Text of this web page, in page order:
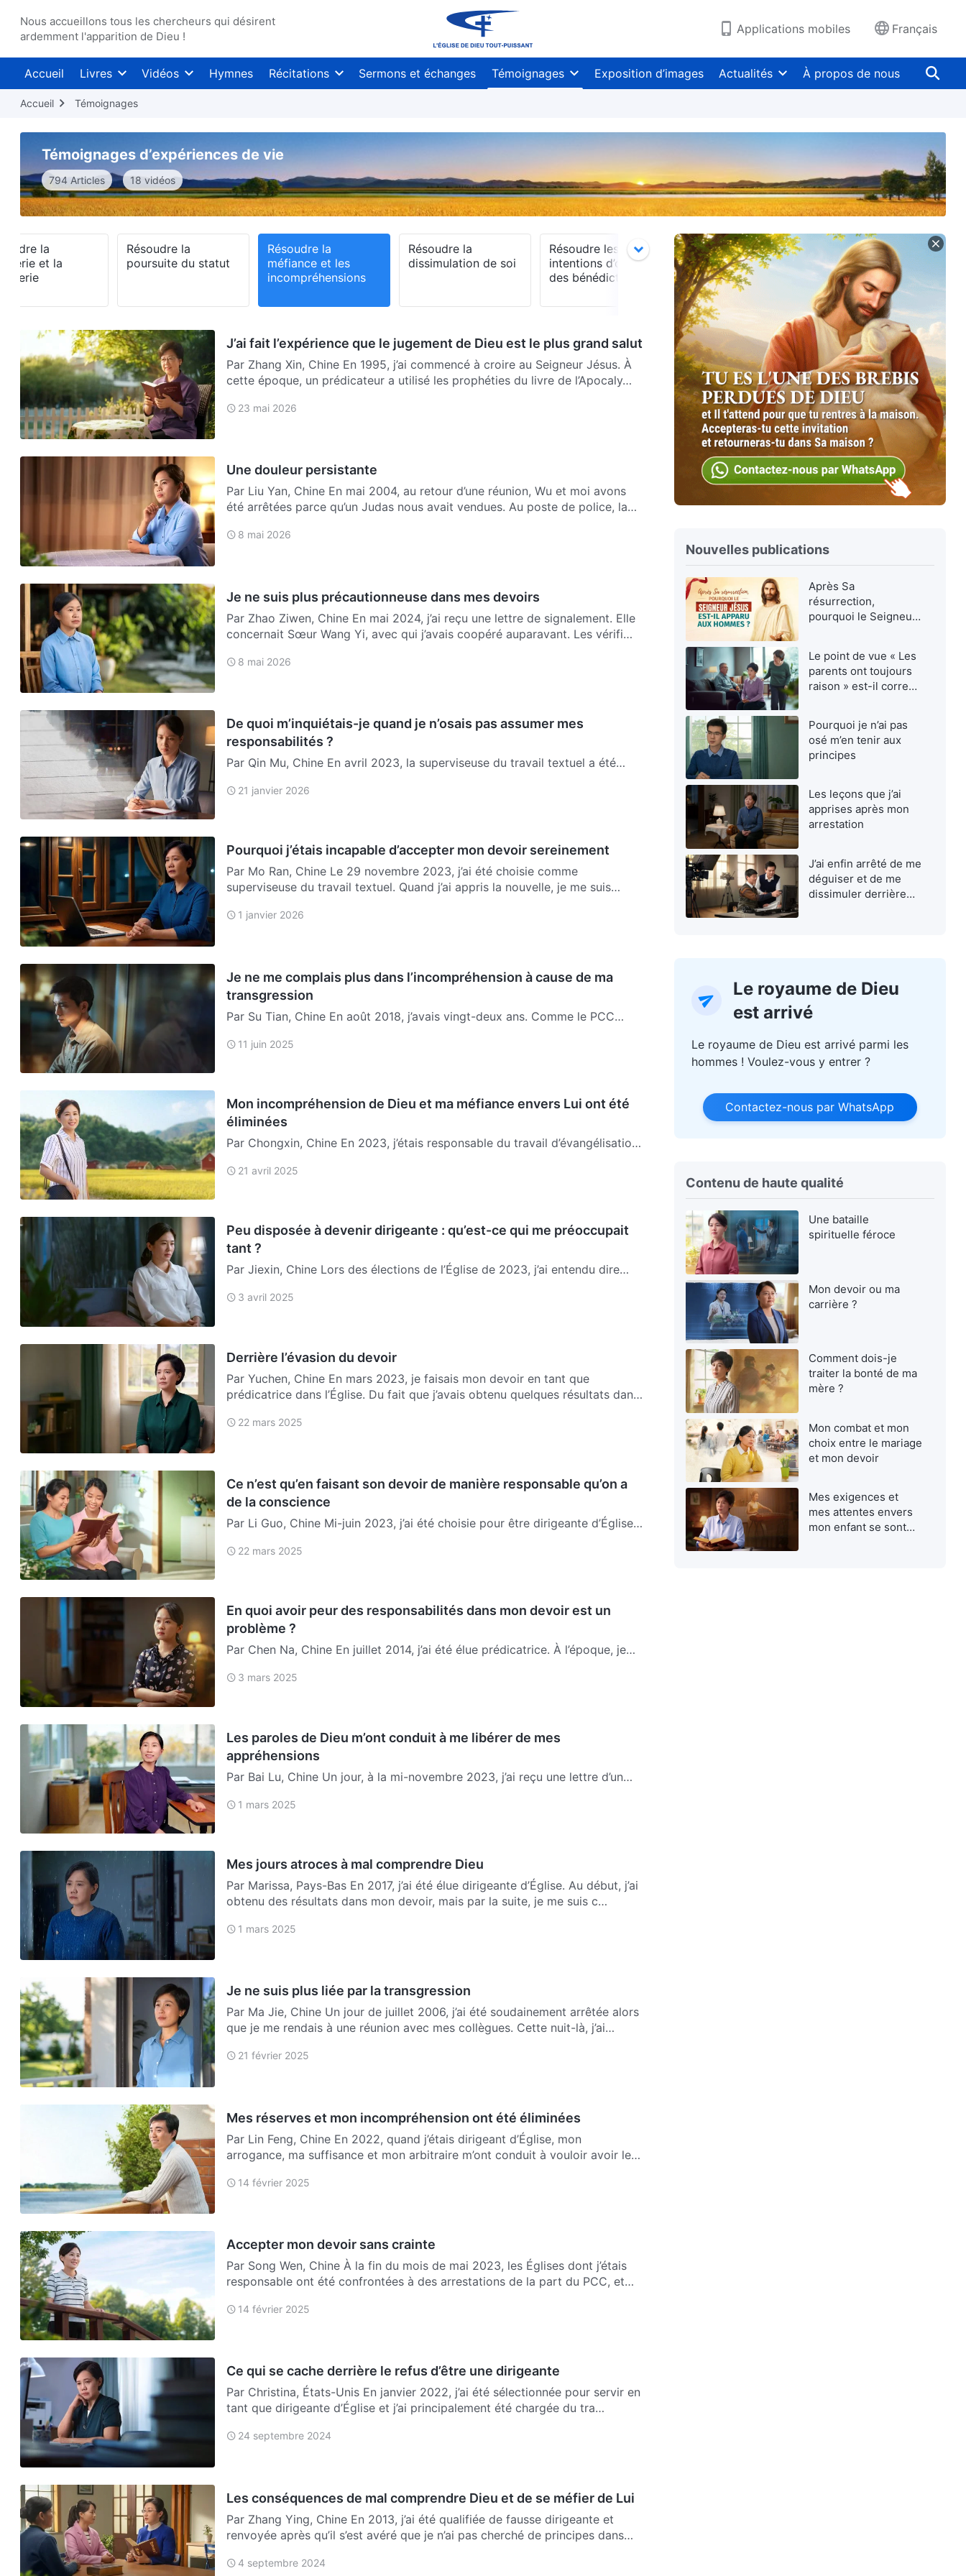
Nous accueillons tous les chercheurs qui désirent
ardemment l'apparition de Dieu !
Applications mobiles Français
Accueil Livres Vidéos Hymnes Récitations Sermons et échanges Témoignages Exposition d’images Actualités À propos de nous
Accueil Témoignages
Témoignages d’expériences de vie
794 Articles 18 vidéos
la
et la
Résoudre la
poursuite du statut
Résoudre la
méfiance et les
incompréhensions
Résoudre la
dissimulation de soi
Résoudre les
intentions d’obtenir
des bénédictions
Résoudre les notions
traditionnelles
Résoudre le
comportement des
personnes
complaisantes
J’ai fait l’expérience que le jugement de Dieu est le plus grand salut
Par Zhang Xin, Chine En 1995, j’ai commencé à croire au Seigneur Jésus. À
cette époque, un prédicateur a utilisé les prophéties du livre de l’Apocaly…
23 mai 2026
Une douleur persistante
Par Liu Yan, Chine En mai 2004, au retour d’une réunion, Wu et moi avons
été arrêtées parce qu’un Judas nous avait vendues. Au poste de police, la
8 mai 2026
Je ne suis plus précautionneuse dans mes devoirs
Par Zhao Ziwen, Chine En mai 2024, j’ai reçu une lettre de signalement. Elle
concernait Sœur Wang Yi, avec qui j’avais coopéré auparavant. Les vérifi…
8 mai 2026
De quoi m’inquiétais-je quand je n’osais pas assumer mes
responsabilités ?
Par Qin Mu, Chine En avril 2023, la superviseuse du travail textuel a été
21 janvier 2026
Pourquoi j’étais incapable d’accepter mon devoir sereinement
Par Mo Ran, Chine Le 29 novembre 2023, j’ai été choisie comme
superviseuse du travail textuel. Quand j’ai appris la nouvelle, je me suis
1 janvier 2026
Je ne me complais plus dans l’incompréhension à cause de ma
transgression
Par Su Tian, Chine En août 2018, j’avais vingt-deux ans. Comme le PCC
un…11 juin 2025
Mon incompréhension de Dieu et ma méfiance envers Lui ont été
éliminées
Par Chongxin, Chine En 2023, j’étais responsable du travail d’évangélisation
21 avril 2025
Peu disposée à devenir dirigeante : qu’est-ce qui me préoccupait
tant ?
Par Jiexin, Chine Lors des élections de l’Église de 2023, j’ai entendu dire
… 3 avril 2025
Derrière l’évasion du devoir
Par Yuchen, Chine En mars 2023, je faisais mon devoir en tant que
prédicatrice dans l’Église. Du fait que j’avais obtenu quelques résultats dans
22 mars 2025
Ce n’est qu’en faisant son devoir de manière responsable qu’on a
de la conscience
Par Li Guo, Chine Mi-juin 2023, j’ai été choisie pour être dirigeante d’Église.
22 mars 2025
En quoi avoir peur des responsabilités dans mon devoir est un
problème ?
Par Chen Na, Chine En juillet 2014, j’ai été élue prédicatrice. À l’époque, je
3 mars 2025
Les paroles de Dieu m’ont conduit à me libérer de mes
appréhensions
Par Bai Lu, Chine Un jour, à la mi-novembre 2023, j’ai reçu une lettre d’un
1 mars 2025
Mes jours atroces à mal comprendre Dieu
Par Marissa, Pays-Bas En 2017, j’ai été élue dirigeante d’Église. Au début, j’ai
obtenu des résultats dans mon devoir, mais par la suite, je me suis c…
1 mars 2025
Je ne suis plus liée par la transgression
Par Ma Jie, Chine Un jour de juillet 2006, j’ai été soudainement arrêtée alors
que je me rendais à une réunion avec mes collègues. Cette nuit-là, j’ai…
21 février 2025
Mes réserves et mon incompréhension ont été éliminées
Par Lin Feng, Chine En 2022, quand j’étais dirigeant d’Église, mon
arrogance, ma suffisance et mon arbitraire m’ont conduit à vouloir avoir le
14 février 2025
Accepter mon devoir sans crainte
Par Song Wen, Chine À la fin du mois de mai 2023, les Églises dont j’étais
responsable ont été confrontées à des arrestations de la part du PCC, et
14 février 2025
Ce qui se cache derrière le refus d’être une dirigeante
Par Christina, États-Unis En janvier 2022, j’ai été sélectionnée pour servir en
tant que dirigeante d’Église et j’ai principalement été chargée du tra…
24 septembre 2024
Les conséquences de mal comprendre Dieu et de se méfier de Lui
Par Zhang Ying, Chine En 2013, j’ai été qualifiée de fausse dirigeante et
renvoyée après qu’il s’est avéré que je n’ai pas cherché de principes dans
4 septembre 2024
Nouvelles publications
Après Sa
résurrection,
pourquoi le Seigneur
Le point de vue « Les
parents ont toujours
raison » est-il correct
Pourquoi je n’ai pas
osé m’en tenir aux
principes
Les leçons que j’ai
apprises après mon
arrestation
J’ai enfin arrêté de me
déguiser et de me
dissimuler derrière
Le royaume de Dieu
est arrivé
Le royaume de Dieu est arrivé parmi les
hommes ! Voulez-vous y entrer ?
Contactez-nous par WhatsApp
Contenu de haute qualité
Une bataille
spirituelle féroce
Mon devoir ou ma
carrière ?
Comment dois-je
traiter la bonté de ma
mère ?
Mon combat et mon
choix entre le mariage
et mon devoir
Mes exigences et
mes attentes envers
mon enfant se sont